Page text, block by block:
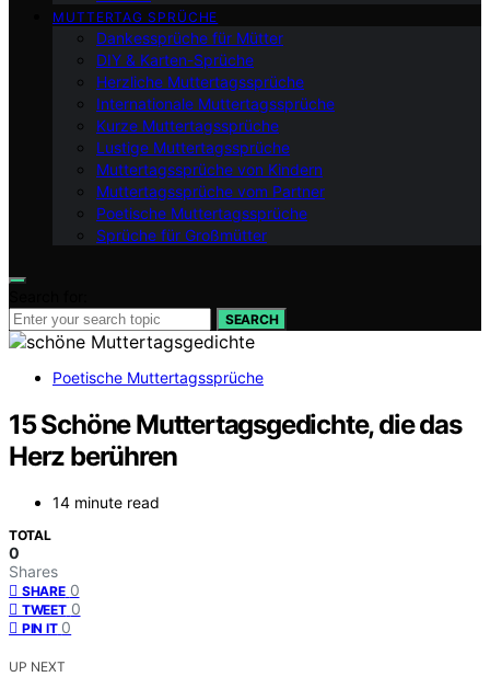
MUTTERTAG SPRÜCHE
Dankessprüche für Mütter
DIY & Karten-Sprüche
Herzliche Muttertagssprüche
Internationale Muttertagssprüche
Kurze Muttertagssprüche
Lustige Muttertagssprüche
Muttertagssprüche von Kindern
Muttertagssprüche vom Partner
Poetische Muttertagssprüche
Sprüche für Großmütter
SEARCH
Poetische Muttertagssprüche
15 Schöne Muttertagsgedichte, die das
Herz berühren
14 minute read
TOTAL
0
Shares
SHARE 0
TWEET 0
PIN IT 0
UP NEXT